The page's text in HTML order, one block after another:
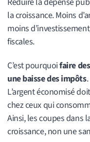
la croissance. Moins
moins
fiscales.
C’est pourquoifaire
une baisse des impôts.
L’argent économisé
chez ceux qui
Ainsi, les coupes dans
croissance, non une